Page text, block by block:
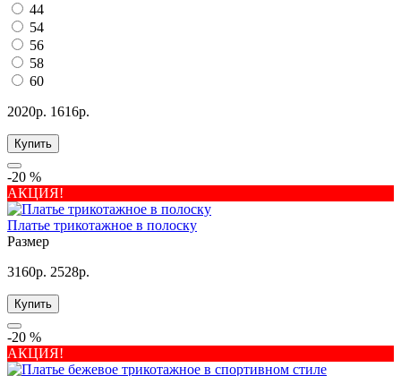
44
54
56
58
60
2020р. 1616р.
Купить
-20 %
АКЦИЯ!
Платье трикотажное в полоску
Размер
3160р. 2528р.
Купить
-20 %
АКЦИЯ!